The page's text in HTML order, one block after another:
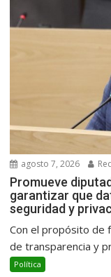
agosto 7, 2026
Promueve
garantizar que
seguridad y
Con el propósito de
de transparencia y
Política